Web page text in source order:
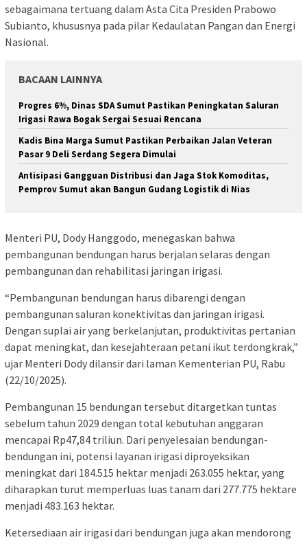
sebagaimana tertuang dalam Asta Cita Presiden Prabowo
Subianto, khususnya pada pilar Kedaulatan Pangan dan Energi
Nasional.
BACAAN LAINNYA
Progres 6%, Dinas SDA Sumut Pastikan Peningkatan Saluran
Irigasi Rawa Bogak Sergai Sesuai Rencana
Kadis Bina Marga Sumut Pastikan Perbaikan Jalan Veteran
Pasar 9 Deli Serdang Segera Dimulai
Antisipasi Gangguan Distribusi dan Jaga Stok Komoditas,
Pemprov Sumut akan Bangun Gudang Logistik di Nias
Menteri PU, Dody Hanggodo, menegaskan bahwa
pembangunan bendungan harus berjalan selaras dengan
pembangunan dan rehabilitasi jaringan irigasi.
“Pembangunan bendungan harus dibarengi dengan
pembangunan saluran konektivitas dan jaringan irigasi.
Dengan suplai air yang berkelanjutan, produktivitas pertanian
dapat meningkat, dan kesejahteraan petani ikut terdongkrak,”
ujar Menteri Dody dilansir dari laman Kementerian PU, Rabu
(22/10/2025).
Pembangunan 15 bendungan tersebut ditargetkan tuntas
sebelum tahun 2029 dengan total kebutuhan anggaran
mencapai Rp47,84 triliun. Dari penyelesaian bendungan-
bendungan ini, potensi layanan irigasi diproyeksikan
meningkat dari 184.515 hektar menjadi 263.055 hektar, yang
diharapkan turut memperluas luas tanam dari 277.775 hektare
menjadi 483.163 hektar.
Ketersediaan air irigasi dari bendungan juga akan mendorong